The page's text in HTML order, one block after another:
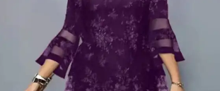
SZORTY